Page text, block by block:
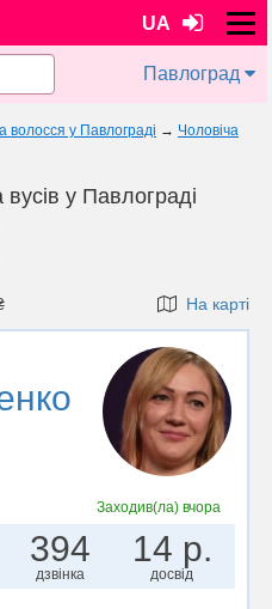
UA
Павлоград
волосся у Павлограді → Чоловіча
у Павлограді
На карті
Заходив(ла) вчора
394
дзвінка
14 р.
досвід